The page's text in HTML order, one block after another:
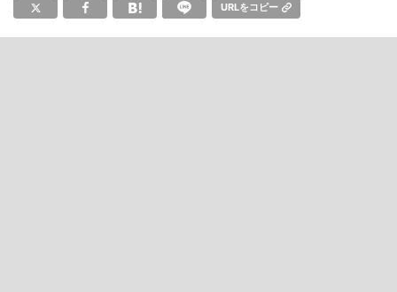
URLをコピー